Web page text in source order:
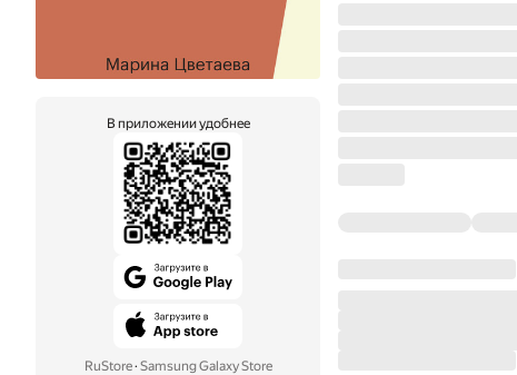
В приложении удобнее
RuStore· Samsung Galaxy Store